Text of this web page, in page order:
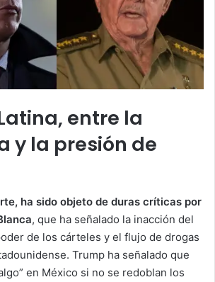
entre la
y la presión de
ha sido objeto de duras críticas por
, que ha señalado la inacción del
de los cárteles y el flujo de drogas
Trump ha señalado que
en México si no se redoblan los